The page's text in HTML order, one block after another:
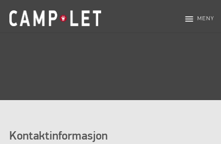
menu MENY
Kontaktinformasjon